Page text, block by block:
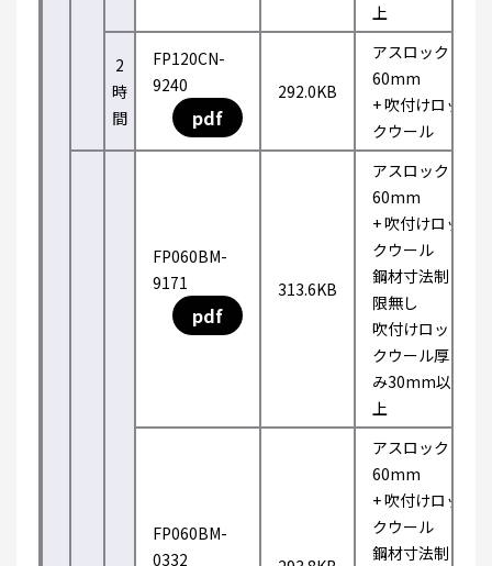
上
2
時
間
FP120CN-
9240
pdf
292.0KB
アスロック
60mm
+ 吹付けロッ
クウール
FP060BM-
9171
pdf
313.6KB
アスロック
60mm
+ 吹付けロッ
クウール
鋼材寸法制
限無し
吹付けロッ
クウール厚
み30mm以
上
FP060BM-
0332
アスロック
60mm
+ 吹付けロッ
クウール
鋼材寸法制